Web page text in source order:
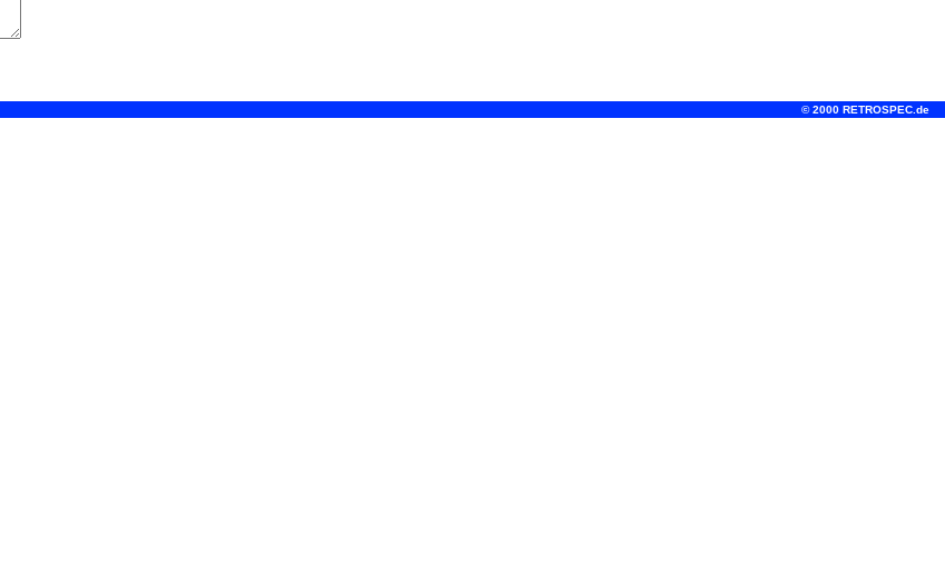
© 2000 RETROSPEC.de